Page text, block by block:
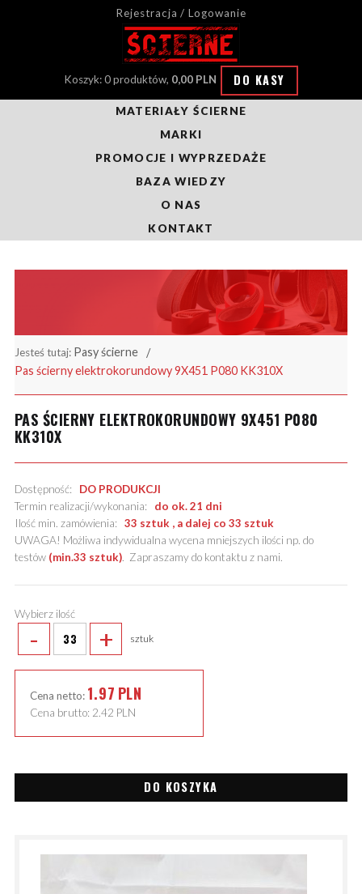
Rejestracja / Logowanie
Koszyk: 0 produktów, 0,00 PLN DO KASY
MATERIAŁY ŚCIERNE
MARKI
PROMOCJE I WYPRZEDAŻE
BAZA WIEDZY
O NAS
KONTAKT
Jesteś tutaj: Pasy ścierne
Pas ścierny elektrokorundowy 9X451 P080 KK310X
PAS ŚCIERNY ELEKTROKORUNDOWY 9X451 P080
KK310X
Dostępność: DO PRODUKCJI
Termin realizacji/wykonania: do ok. 21 dni
Ilość min. zamówienia: 33 sztuk , a dalej co 33 sztuk
UWAGA! Możliwa indywidualna wycena mniejszych ilości np. do
testów (min.33 sztuk). Zapraszamy do kontaktu z nami.
Wybierz ilość
- + sztuk
Cena netto: 1.97 PLN
Cena brutto: 2.42 PLN
DO KOSZYKA